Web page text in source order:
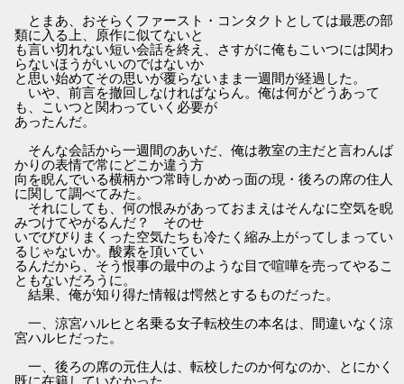
とまあ、おそらくファースト・コンタクトとしては最悪の部
類に入る上、原作に似てないと
も言い切れない短い会話を終え、さすがに俺もこいつには関わ
らないほうがいいのではないか
と思い始めてその思いが覆らないまま一週間が経過した。
いや、前言を撤回しなければならん。俺は何がどうあって
も、こいつと関わっていく必要が
あったんだ。
そんな会話から一週間のあいだ、俺は教室の主だと言わんば
かりの表情で常にどこか違う方
向を睨んでいる横柄かつ常時しかめっ面の現・後ろの席の住人
に関して調べてみた。
それにしても、何の恨みがあっておまえはそんなに空気を睨
みつけてやがるんだ？ そのせ
いでびびりまくった空気たちも冷たく縮み上がってしまってい
るじゃないか。酸素を頂いてい
るんだから、そう恨事の最中のような目で喧嘩を売ってやるこ
ともないだろうに。
結果、俺が知り得た情報は愕然とするものだった。
一、涼宮ハルヒと名乗る女子転校生の本名は、間違いなく涼
宮ハルヒだった。
一、後ろの席の元住人は、転校したのか何なのか、とにかく
既に在籍していなかった。